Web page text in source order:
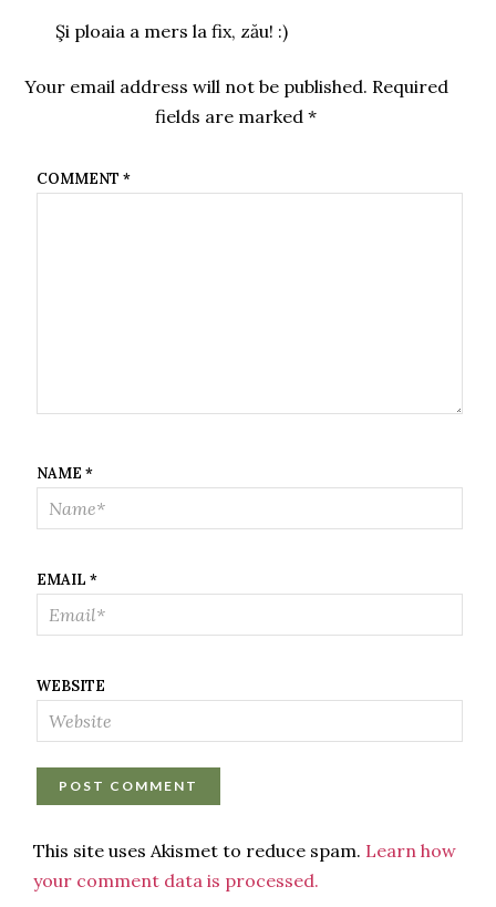
Şi ploaia a mers la fix, zău! :)
Your email address will not be published. Required
fields are marked*
COMMENT *
NAME *
EMAIL *
WEBSITE
This site uses Akismet to reduce spam. Learn how
your comment data is processed.